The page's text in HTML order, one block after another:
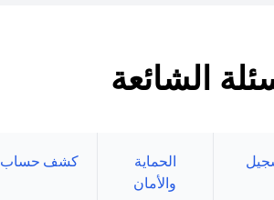
الشائعة
الحماية
والأمان
كشف حساب